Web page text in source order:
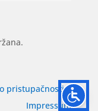
pristupačnosti|
Impressum